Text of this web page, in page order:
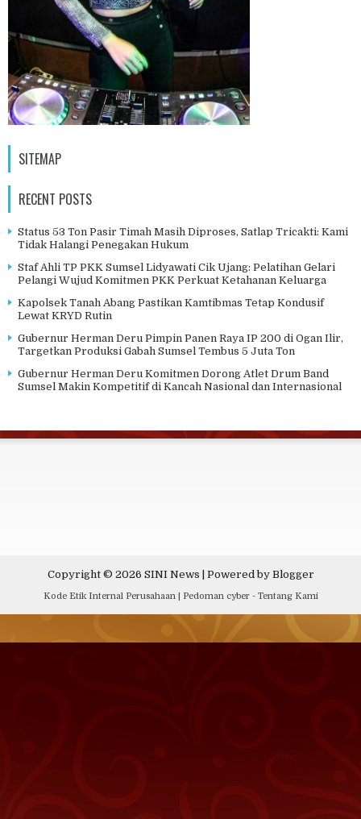
SITEMAP
RECENT POSTS
Status 53 Ton Pasir Timah Masih Diproses, Satlap Tricakti: Kami
Tidak Halangi Penegakan Hukum
Staf Ahli TP PKK Sumsel Lidyawati Cik Ujang: Pelatihan Gelari
Pelangi Wujud Komitmen PKK Perkuat Ketahanan Keluarga
Kapolsek Tanah Abang Pastikan Kamtibmas Tetap Kondusif
Lewat KRYD Rutin
Gubernur Herman Deru Pimpin Panen Raya IP 200 di Ogan Ilir,
Targetkan Produksi Gabah Sumsel Tembus 5 Juta Ton
Gubernur Herman Deru Komitmen Dorong Atlet Drum Band
Sumsel Makin Kompetitif di Kancah Nasional dan Internasional
Copyright © 2026 SINI News | Powered by Blogger
Kode Etik Internal Perusahaan| Pedoman cyber- Tentang Kami